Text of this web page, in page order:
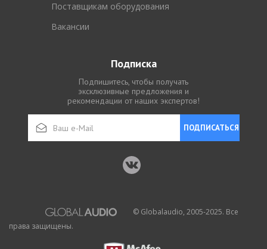
Поставщикам оборудования
Вакансии
Подписка
Подпишитесь, чтобы получать
эксклюзивные предложения и
рекомендации от наших экспертов!
ПОДПИСАТЬСЯ
© Globalaudio, 2005-2025. Все
права защищены.